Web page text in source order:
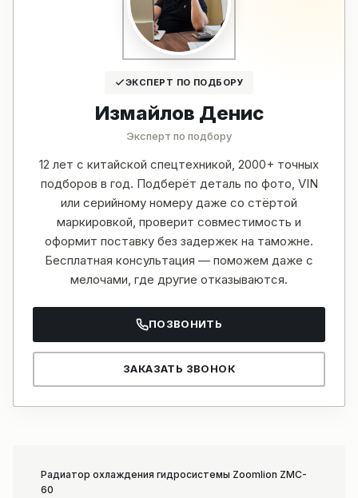
ЭКСПЕРТ ПО ПОДБОРУ
Измайлов Денис
Эксперт по подбору
12 лет с китайской спецтехникой, 2000+ точных
подборов в год. Подберёт деталь по фото, VIN
или серийному номеру даже со стёртой
маркировкой, проверит совместимость и
оформит поставку без задержек на таможне.
Бесплатная консультация — поможем даже с
мелочами, где другие отказываются.
ПОЗВОНИТЬ
ЗАКАЗАТЬ ЗВОНОК
Радиатор охлаждения гидросистемы Zoomlion ZMC-
60